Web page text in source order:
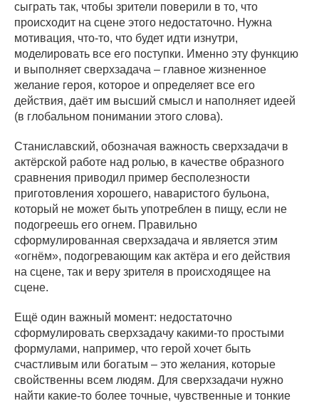
сыграть так, чтобы зрители поверили в то, что
происходит на сцене этого недостаточно. Нужна
мотивация, что-то, что будет идти изнутри,
моделировать все его поступки. Именно эту функцию
и выполняет сверхзадача – главное жизненное
желание героя, которое и определяет все его
действия, даёт им высший смысл и наполняет идеей
(в глобальном понимании этого слова).
Станиславский, обозначая важность сверхзадачи в
актёрской работе над ролью, в качестве образного
сравнения приводил пример бесполезности
приготовления хорошего, наваристого бульона,
который не может быть употреблен в пищу, если не
подогреешь его огнем. Правильно
сформулированная сверхзадача и является этим
«огнём», подогревающим как актёра и его действия
на сцене, так и веру зрителя в происходящее на
сцене.
Ещё один важный момент: недостаточно
сформулировать сверхзадачу какими-то простыми
формулами, например, что герой хочет быть
счастливым или богатым – это желания, которые
свойственны всем людям. Для сверхзадачи нужно
найти какие-то более точные, чувственные и тонкие